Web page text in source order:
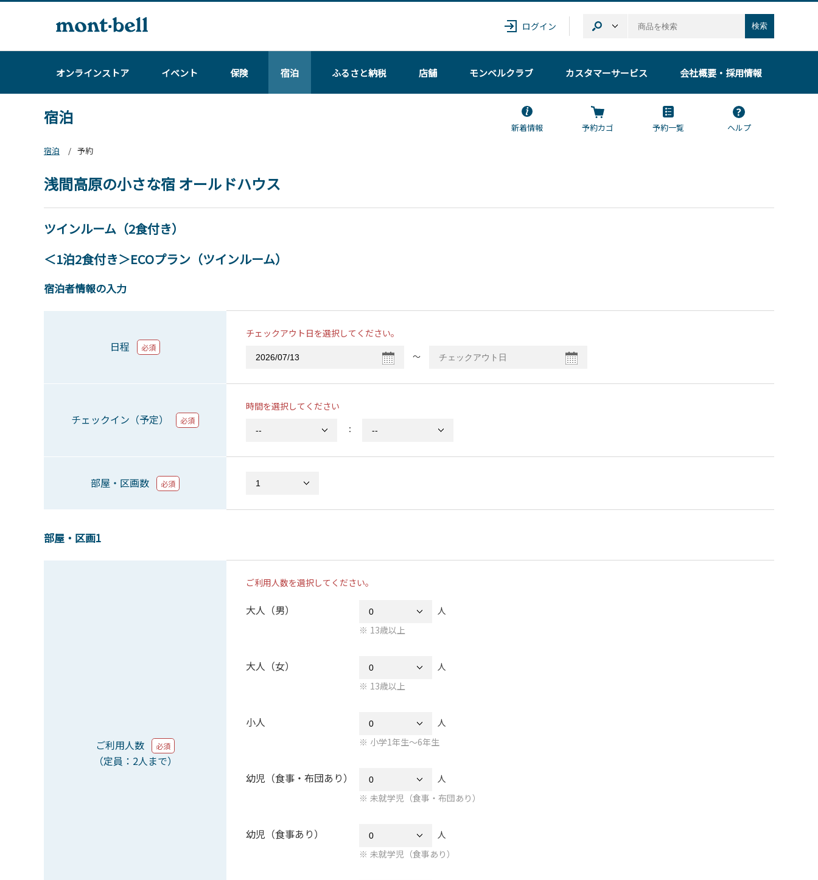
ログイン 検索
オンラインストア イベント 保険 宿泊 ふるさと納税 店舗 モンベルクラブ カスタマーサービス 会社概要・採用情報
宿泊
新着情報 予約カゴ 予約一覧
ヘルプ
宿泊
予約
浅間高原の小さな宿 オールドハウス
ツインルーム（2食付き）
＜1泊2食付き＞ECOプラン（ツインルーム）
宿泊者情報の入力
日程 必須
チェックアウト日を選択してください。
〜
チェックイン（予定） 必須
時間を選択してください
：
部屋・区画数 必須
部屋・区画1
ご利用人数 必須
（定員：2人まで）
ご利用人数を選択してください。
大人（男）
人
13歳以上
大人（女）
人
13歳以上
小人
人
小学1年生～6年生
幼児（食事・布団あり）
人
未就学児（食事・布団あり）
幼児（食事あり）
人
未就学児（食事あり）